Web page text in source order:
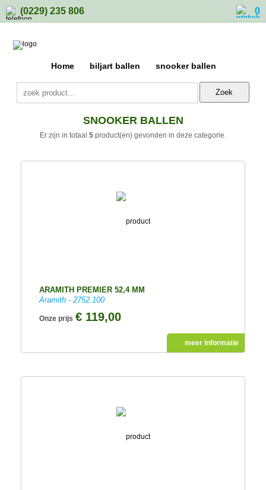
(0229) 235 806 0
Home biljart ballen snooker ballen
Zoek
SNOOKER BALLEN
Er zijn in totaal 5 product(en) gevonden in deze categorie.
ARAMITH PREMIER 52,4 MM
Aramith - 2752.100
Onze prijs € 119,00
meer informatie